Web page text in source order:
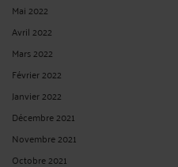
Mai 2022
Avril 2022
Mars 2022
Février 2022
Janvier 2022
Décembre 2021
Novembre 2021
Octobre 2021